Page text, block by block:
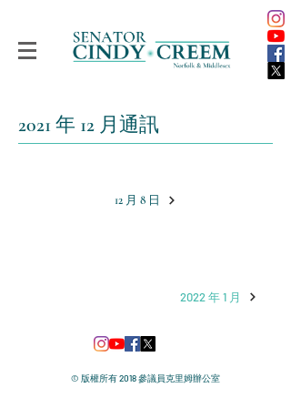
2021 年 12 月通訊
12 月 8 日
2022 年 1 月
© 版權所有 2018 參議員克里姆辦公室